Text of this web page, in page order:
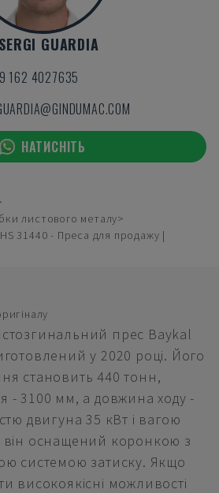
SERGI GUARDIA
162 4027635
НАТИСНІТЬ
листового металу
31440 - Преса для продажу |
прес Baykal
у 2020 році. Його
становить 440 тонн,
- 3100 мм, а довжина ходу -
двигуна 35 кВт і вагою
оснащений коронкою з
системою затиску. Якщо
високоякісні можливості